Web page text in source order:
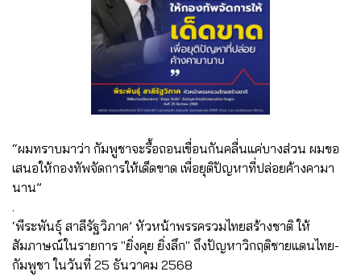
“ผมทราบมาว่า กัมพูชาจะรื้อถอนเขื่อนกันคลื่นแค่บางส่วน ผมขอ
เสนอให้กองทัพจัดการให้เด็ดขาด เพื่อยุติปัญหาที่ปล่อยค้างคามา
นาน”
.
‘พีระพันธุ์ สาลีรัฐวิภาค’ หัวหน้าพรรครวมไทยสร้างชาติ ให้
สัมภาษณ์ในรายการ "ยิ่งคุย ยิ่งลึก" ถึงปัญหาวิกฤติชายแดนไทย-
กัมพูชา ในวันที่ 25 ธันวาคม 2568